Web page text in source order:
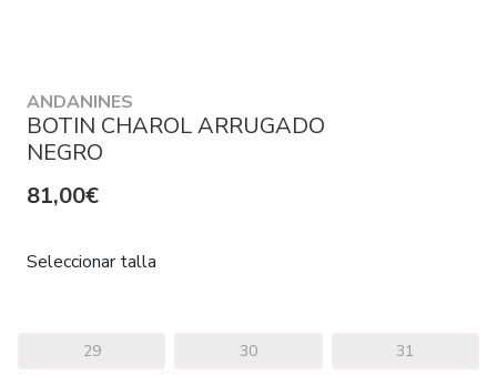
ANDANINES
BOTIN CHAROL ARRUGADO
NEGRO
81,00€
Seleccionar talla
29 30 31